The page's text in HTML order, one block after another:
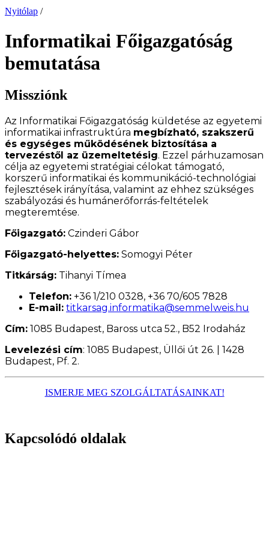
Nyitólap /
Informatikai Főigazgatóság
bemutatása
Missziónk
Az Informatikai Főigazgatóság küldetése az egyetemi
informatikai infrastruktúra megbízható, szakszerű
és egységes működésének biztosítása a
tervezéstől az üzemeltetésig. Ezzel párhuzamosan
célja az egyetemi stratégiai célokat támogató,
korszerű informatikai és kommunikáció-technológiai
fejlesztések irányítása, valamint az ehhez szükséges
szabályozási és humánerőforrás-feltételek
megteremtése.
Főigazgató: Czinderi Gábor
Főigazgató-helyettes: Somogyi Péter
Titkárság: Tihanyi Tímea
Telefon: +36 1/210 0328, +36 70/605 7828
E-mail: titkarsag.informatika@semmelweis.hu
Cím: 1085 Budapest, Baross utca 52., B52 Irodaház
Levelezési cím: 1085 Budapest, Üllői út 26. | 1428
Budapest, Pf. 2.
ISMERJE MEG SZOLGÁLTATÁSAINKAT!
Kapcsolódó oldalak